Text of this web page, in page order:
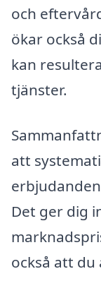
och
ökar också
kan
tjänster.
att
Det ger dig
också att